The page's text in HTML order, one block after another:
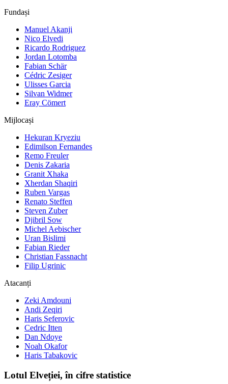
Fundași
Manuel Akanji
Nico Elvedi
Ricardo Rodriguez
Jordan Lotomba
Fabian Schär
Cédric Zesiger
Ulisses Garcia
Silvan Widmer
Eray Cömert
Mijlocași
Hekuran Kryeziu
Edimilson Fernandes
Remo Freuler
Denis Zakaria
Granit Xhaka
Xherdan Shaqiri
Ruben Vargas
Renato Steffen
Steven Zuber
Djibril Sow
Michel Aebischer
Uran Bislimi
Fabian Rieder
Christian Fassnacht
Filip Ugrinic
Atacanți
Zeki Amdouni
Andi Zeqiri
Haris Seferovic
Cedric Itten
Dan Ndoye
Noah Okafor
Haris Tabakovic
Lotul Elveției, în cifre statistice